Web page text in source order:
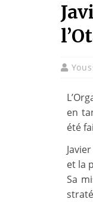
en
été
et la
Sa